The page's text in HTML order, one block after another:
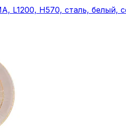
L1200, H570, сталь, белый,